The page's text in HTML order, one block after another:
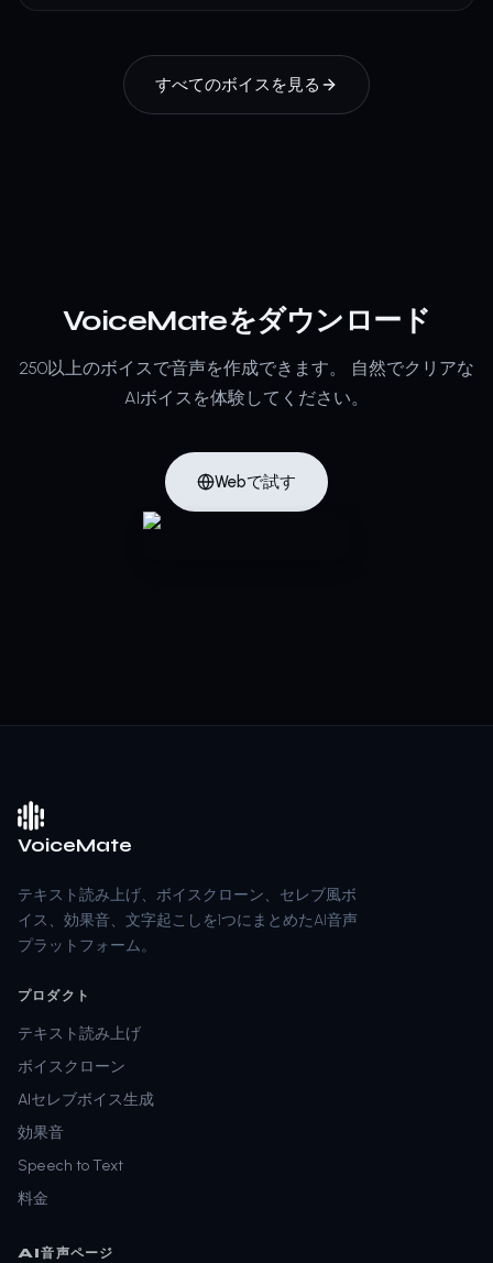
すべてのボイスを見る
VoiceMateをダウンロード
250以上のボイスで音声を作成できます。
自然でクリアな
AIボイスを体験してください。
Webで試す
VoiceMate
テキスト読み上げ、ボイスクローン、セレブ風ボ
イス、効果音、文字起こしを1つにまとめたAI音声
プラットフォーム。
プロダクト
テキスト読み上げ
ボイスクローン
AIセレブボイス生成
効果音
Speech to Text
料金
AI音声ページ